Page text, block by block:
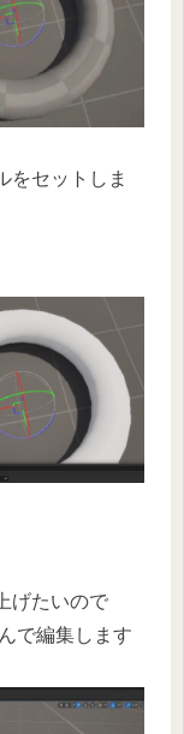
をセットしま
げたいので
で編集します